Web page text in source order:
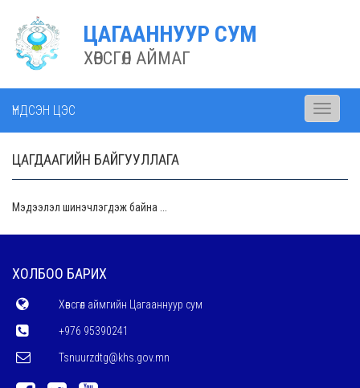
ЦАГААННУУР СУМ
ХӨВСГӨЛ АЙМАГ
ҮНДСЭН ЦЭС
Toggle
ЦАГДААГИЙН БАЙГУУЛЛАГА
Мэдээлэл шинэчлэгдэж байна ...
ХОЛБОО БАРИХ
Хөвсгөл аймгийн Цагааннуур сум
+976 95390241
Tsnuurzdtg@khs.gov.mn